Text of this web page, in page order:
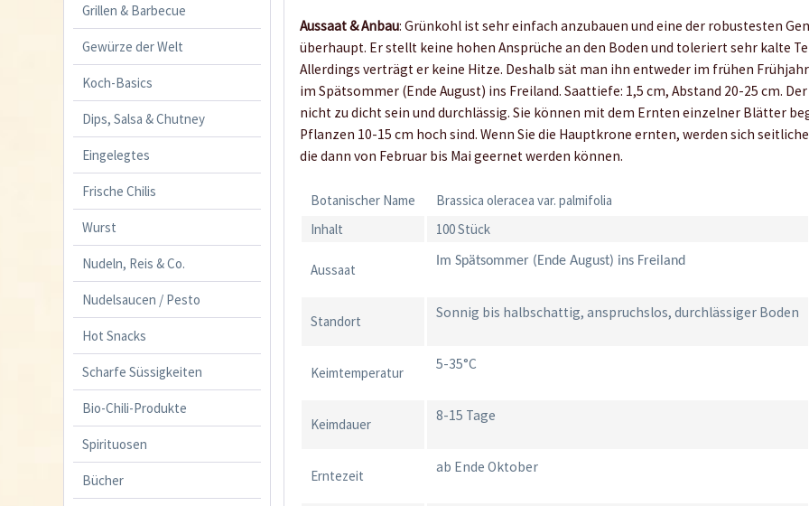
Grillen & Barbecue
Gewürze der Welt
Koch-Basics
Dips, Salsa & Chutney
Eingelegtes
Frische Chilis
Wurst
Nudeln, Reis & Co.
Nudelsaucen / Pesto
Hot Snacks
Scharfe Süssigkeiten
Bio-Chili-Produkte
Spirituosen
Bücher
Aussaat & Anbau: Grünkohl ist sehr einfach anzubauen und eine der robustesten
überhaupt. Er stellt keine hohen Ansprüche an den Boden und toleriert sehr kalte
Allerdings verträgt er keine Hitze. Deshalb sät man ihn entweder im frühen
im Spätsommer (Ende August) ins Freiland. Saattiefe: 1,5 cm, Abstand 20-25 cm.
nicht zu dicht sein und durchlässig. Sie können mit dem Ernten einzelner Blätter
Pflanzen 10-15 cm hoch sind. Wenn Sie die Hauptkrone ernten, werden sich
die dann von Februar bis Mai geernet werden können.
Botanischer Name
Brassica oleracea var. palmifolia
Inhalt
100 Stück
Aussaat Im Spätsommer (Ende August) ins Freiland
Standort
Sonnig bis halbschattig, anspruchslos, durchlässiger Boden
Keimtemperatur
5-35°C
Keimdauer
8-15 Tage
Erntezeit
ab Ende Oktober